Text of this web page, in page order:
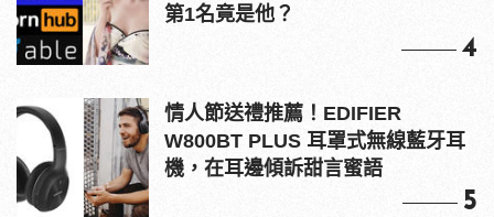
第1名竟是他？
4
情人節送禮推薦！EDIFIER
W800BT PLUS 耳罩式無線藍牙耳
機，在耳邊傾訴甜言蜜語
5